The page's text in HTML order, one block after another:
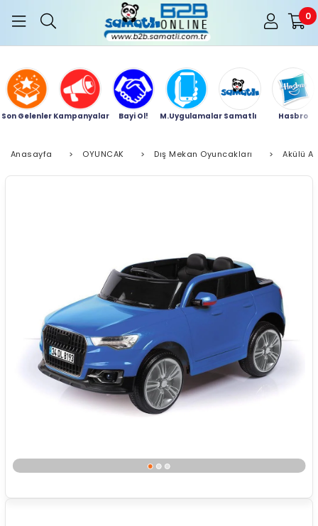
0
Son Gelenler Kampanyalar Bayi Ol! M.Uygulamalar Samatlı Hasbro
Anasayfa > OYUNCAK > Dış Mekan Oyuncakları > Akülü